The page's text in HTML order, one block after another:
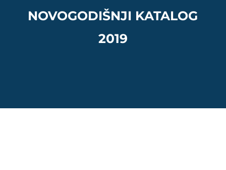
NOVOGODIŠNJI KATALOG
2019